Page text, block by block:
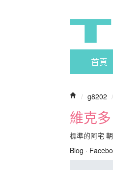
首頁
/ g8202 /
維克多
標準的阿宅
Blog ·